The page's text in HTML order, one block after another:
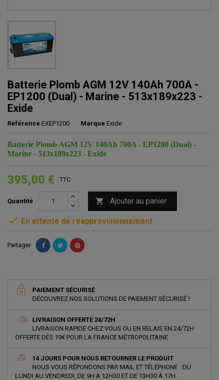
Batterie Plomb AGM 12V 140Ah 700A -
EP1200 (Dual) - Marine - 513x189x223 -
Exide
Référence EXEP1200 Marque Exide
Batterie Plomb AGM 12V 140Ah 700A - EP1200 (Dual) -
Marine - 513x189x223 - Exide
395,00 € TTC
Quantité  Ajouter au panier
 En attente de réapprovisionnement
Partager
PAIEMENT SÉCURISÉ
DÉCOUVREZ NOS SOLUTIONS DE PAIEMENT SÉCURISÉ !
LIVRAISON OFFERTE 24/72H
LIVRAISON RAPIDE CHEZ VOUS OU EN RELAIS EN 24/72H
OFFERTE DÈS 19€ POUR LA FRANCE MÉTROPOLITAINE
14 JOURS POUR NOUS RETOURNER LE PRODUIT
NOUS VOUS RÉPONDONS PAR MAIL ET TÉLÉPHONE : DU
LUNDI AU VENDREDI, DE 9H À 12H30 ET DE 13H30 À 17H.